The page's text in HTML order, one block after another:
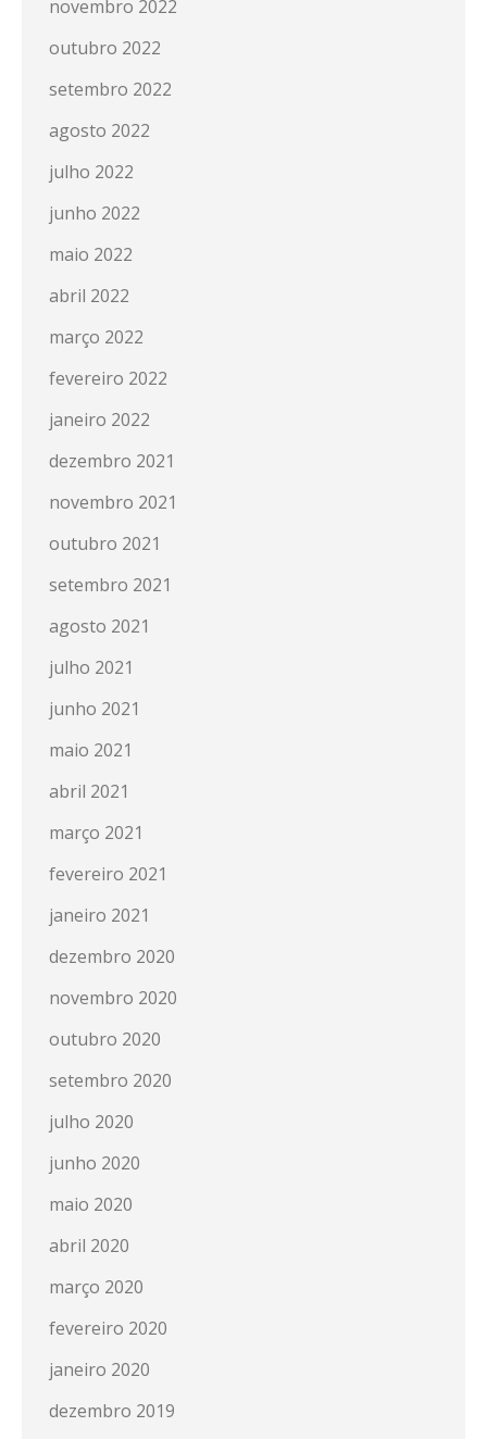
novembro 2022
outubro 2022
setembro 2022
agosto 2022
julho 2022
junho 2022
maio 2022
abril 2022
março 2022
fevereiro 2022
janeiro 2022
dezembro 2021
novembro 2021
outubro 2021
setembro 2021
agosto 2021
julho 2021
junho 2021
maio 2021
abril 2021
março 2021
fevereiro 2021
janeiro 2021
dezembro 2020
novembro 2020
outubro 2020
setembro 2020
julho 2020
junho 2020
maio 2020
abril 2020
março 2020
fevereiro 2020
janeiro 2020
dezembro 2019